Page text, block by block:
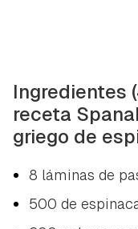
Ingredientes
receta
griego de
8 láminas de
500 de